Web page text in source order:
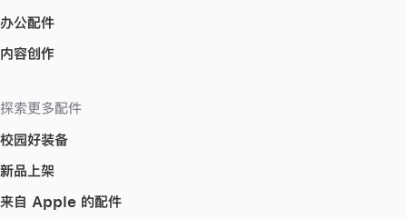
办公配件
内容创作
探索更多配件
校园好装备
新品上架
来自 Apple 的配件